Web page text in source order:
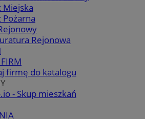
Miejska
Pożarna
Rejonowa
firmę do katalogu
- Skup mieszkań